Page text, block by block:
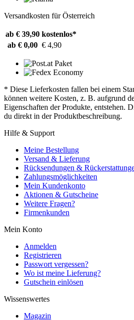
Versandkosten für Österreich
ab € 39,90 kostenlos*
ab € 0,00 € 4,90
* Diese Lieferkosten fallen bei einem
können weitere Kosten, z. B. aufgrund
Eigenschaften der Produkte, entstehen.
du direkt in der Produktbeschreibung.
Hilfe & Support
Meine Bestellung
Versand & Lieferung
Rücksendungen &
Zahlungsmöglichkeiten
Mein Kundenkonto
Aktionen & Gutscheine
Weitere Fragen?
Firmenkunden
Mein Konto
Anmelden
Registrieren
Passwort vergessen?
Wo ist meine Lieferung?
Gutschein einlösen
Wissenswertes
Magazin